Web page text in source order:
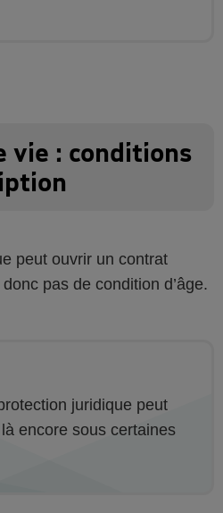
vie : conditions
peut ouvrir un contrat
pas de condition d’âge.
juridique peut
encore sous certaines